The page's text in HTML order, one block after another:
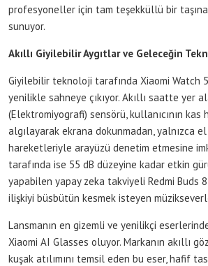
profesyoneller için tam teşekküllü bir
sunuyor.
Akıllı Giyilebilir Aygıtlar ve Geleceğin
Giyilebilir teknoloji tarafında Xiaomi Watch
yenilikle sahneye çıkıyor. Akıllı saatte yer
(Elektromiyografi) sensörü, kullanıcının kas
algılayarak ekrana dokunmadan, yalnızca
hareketleriyle arayüzü denetim etmesine
tarafında ise 55 dB düzeyine kadar etkin
yapabilen yapay zeka takviyeli Redmi Buds 8
ilişkiyi büsbütün kesmek isteyen
Lansmanın en gizemli ve yenilikçi
Xiaomi AI Glasses oluyor. Markanın akıllı
kuşak atılımını temsil eden bu eser, hafif